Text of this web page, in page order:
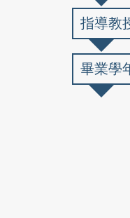
指導教
畢業學